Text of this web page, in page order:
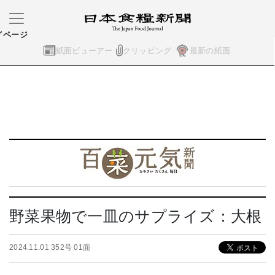
紙面ビューアー クリッピング 最新の紙面
ページ
野菜果物で一皿のサプライズ：大根
2024.11.01 352号 01面